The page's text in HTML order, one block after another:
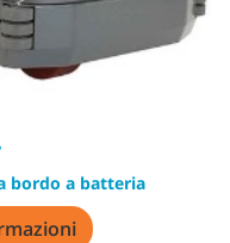
bordo a batteria